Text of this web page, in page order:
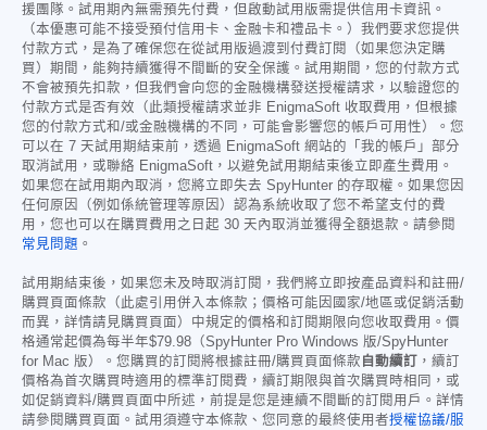
援團隊。試用期內無需預先付費，但啟動試用版需提供信用卡資訊。
（本優惠可能不接受預付信用卡、金融卡和禮品卡。）我們要求您提供
付款方式，是為了確保您在從試用版過渡到付費訂閱（如果您決定購
買）期間，能夠持續獲得不間斷的安全保護。試用期間，您的付款方式
不會被預先扣款，但我們會向您的金融機構發送授權請求，以驗證您的
付款方式是否有效（此類授權請求並非 EnigmaSoft 收取費用，但根據
您的付款方式和/或金融機構的不同，可能會影響您的帳戶可用性）。您
可以在 7 天試用期結束前，透過 EnigmaSoft 網站的「我的帳戶」部分
取消試用，或聯絡 EnigmaSoft，以避免試用期結束後立即產生費用。
如果您在試用期內取消，您將立即失去 SpyHunter 的存取權。如果您因
任何原因（例如係統管理等原因）認為系統收取了您不希望支付的費
用，您也可以在購買費用之日起 30 天內取消並獲得全額退款。請參閱
常見問題 。
試用期結束後，如果您未及時取消訂閱，我們將立即按產品資料和註冊/
購買頁面條款（此處引用併入本條款；價格可能因國家/地區或促銷活動
而異，詳情請見購買頁面）中規定的價格和訂閱期限向您收取費用。價
格通常起價為每半年$79.98 （SpyHunter Pro Windows 版/SpyHunter
for Mac 版）。您購買的訂閱將根據註冊/購買頁面條款 自動續訂 ，續訂
價格為首次購買時適用的標準訂閱費，續訂期限與首次購買時相同，或
如促銷資料/購買頁面中所述，前提是您是連續不間斷的訂閱用戶。詳情
請參閱購買頁面。試用須遵守本條款、您同意的最終使用者授權協議/服